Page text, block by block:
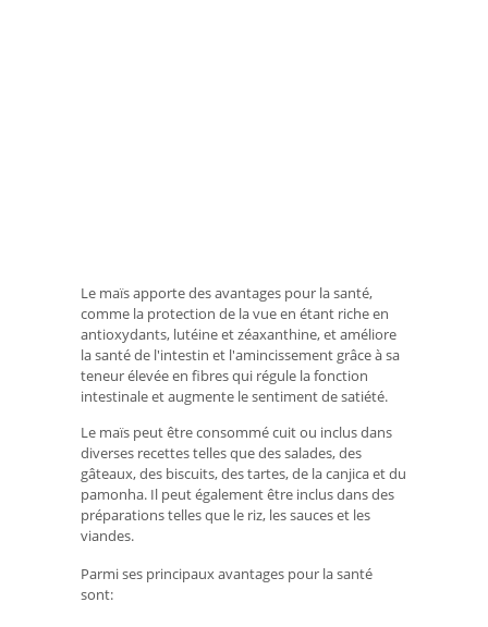
Le maïs apporte des avantages pour la santé,
comme la protection de la vue en étant riche en
antioxydants, lutéine et zéaxanthine, et améliore
la santé de l'intestin et l'amincissement grâce à sa
teneur élevée en fibres qui régule la fonction
intestinale et augmente le sentiment de satiété.
Le maïs peut être consommé cuit ou inclus dans
diverses recettes telles que des salades, des
gâteaux, des biscuits, des tartes, de la canjica et du
pamonha. Il peut également être inclus dans des
préparations telles que le riz, les sauces et les
viandes.
Parmi ses principaux avantages pour la santé
sont: